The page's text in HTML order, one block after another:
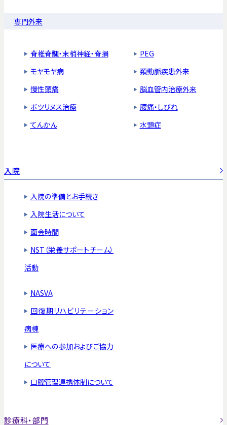
専門外来
脊椎脊髄・末梢神経・脊損
モヤモヤ病
慢性頭痛
ボツリヌス治療
てんかん
PEG
頚動脈疾患外来
脳血管内治療外来
腰痛・しびれ
水頭症
入院
入院の準備とお手続き
入院生活について
面会時間
NST（栄養サポートチーム）
活動
NASVA
回復期リハビリテーション
病棟
医療への参加およびご協力
について
口腔管理連携体制について
診療科・部門